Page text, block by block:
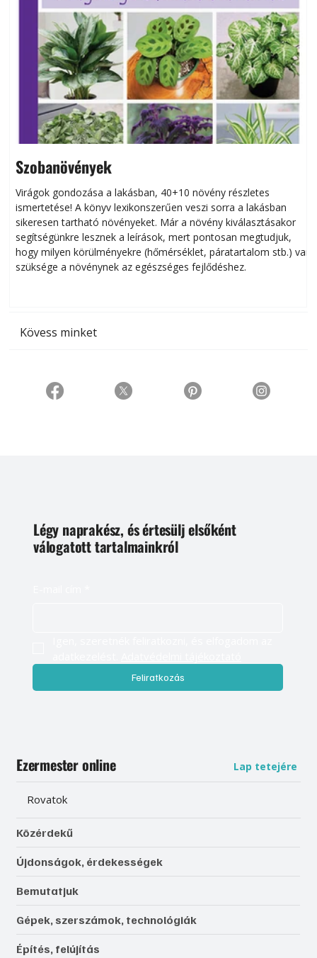
Szobanövények
Virágok gondozása a lakásban, 40+10 növény részletes
ismertetése! A könyv lexikonszerűen veszi sorra a lakásban
sikeresen tart­ha­tó növényeket. Már a növény kiválasztásakor
segítségünkre lesznek a leírások, mert pontosan megtudjuk,
hogy milyen körülményekre (hőmérséklet, páratartalom stb.) van
szüksége a növénynek az egészséges fejlődéshez.
Kövess minket
Légy naprakész, és értesülj elsőként
válogatott tartalmainkról
Feliratkozás
Ezermester online Lap tetejére
Rovatok
Közérdekű
Újdonságok, érdekességek
Bemutatjuk
Gépek, szerszámok, technológiák
Építés, felújítás